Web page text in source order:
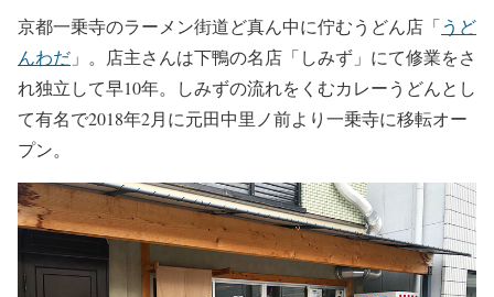
京都一乗寺のラーメン街道ど真ん中に佇むうどん店「うど
んわだ 」。店主さんは下鴨の名店「しみず」にて修業をさ
れ独立して早10年。しみずの流れをくむカレーうどんとし
て有名で2018年2月に元田中里ノ前より一乗寺に移転オー
プン。